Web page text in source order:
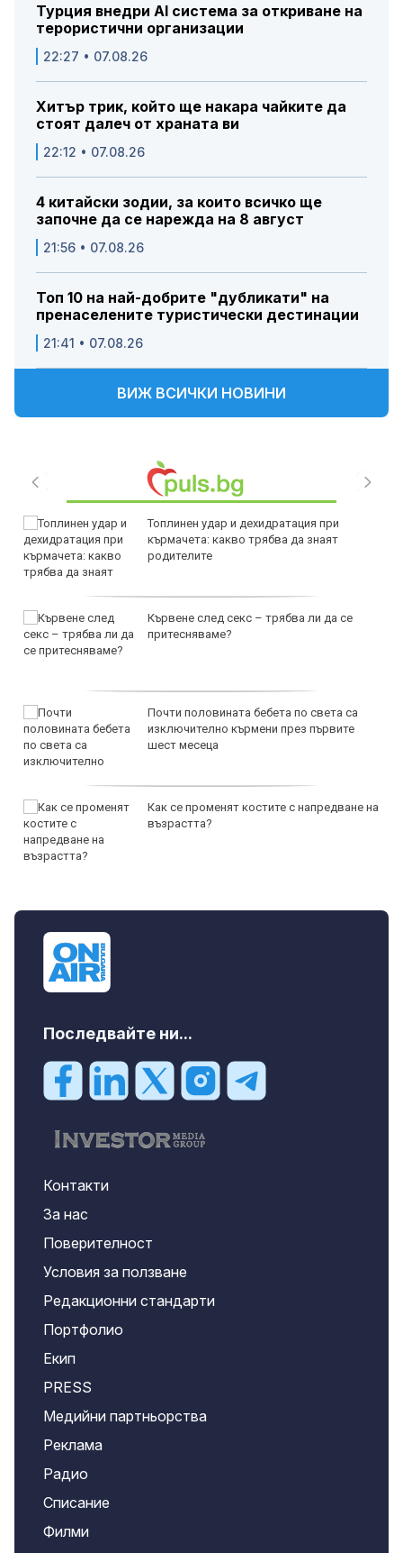
Турция внедри AI система за откриване на
терористични организации
22:27 • 07.08.26
Хитър трик, който ще накара чайките да
стоят далеч от храната ви
22:12 • 07.08.26
4 китайски зодии, за които всичко ще
започне да се нарежда на 8 август
21:56 • 07.08.26
Топ 10 на най-добрите "дубликати" на
пренаселените туристически дестинации
21:41 • 07.08.26
ВИЖ ВСИЧКИ НОВИНИ
Топлинен удар и дехидратация при
кърмачета: какво трябва да знаят
родителите
Кървене след секс – трябва ли да се
притесняваме?
Почти половината бебета по света са
изключително кърмени през първите
шест месеца
Как се променят костите с напредване на
възрастта?
Последвайте ни...
Контакти
За нас
Поверителност
Условия за ползване
Редакционни стандарти
Портфолио
Екип
PRESS
Медийни партньорства
Реклама
Радио
Списание
Филми